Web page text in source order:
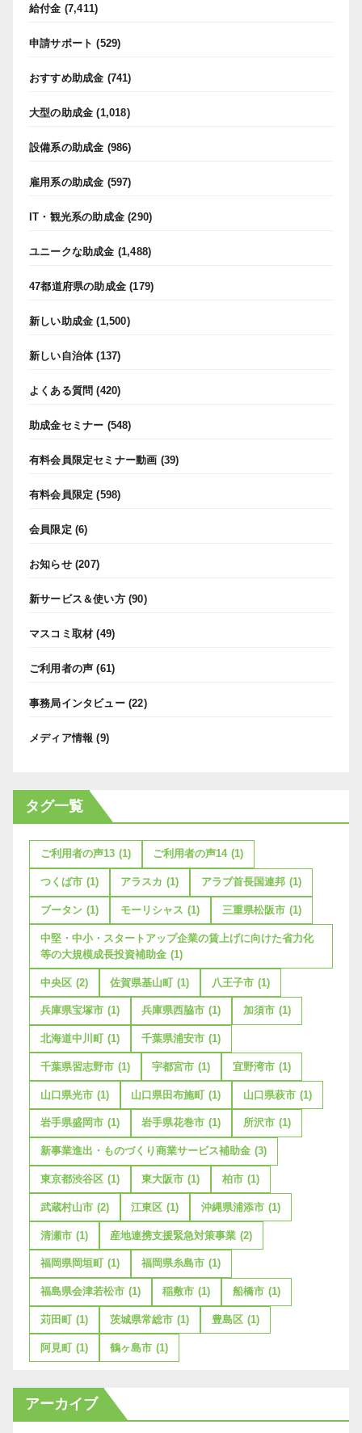
給付金 (7,411)
申請サポート (529)
おすすめ助成金 (741)
大型の助成金 (1,018)
設備系の助成金 (986)
雇用系の助成金 (597)
IT・観光系の助成金 (290)
ユニークな助成金 (1,488)
47都道府県の助成金 (179)
新しい助成金 (1,500)
新しい自治体(137)
よくある質問 (420)
助成金セミナー (548)
有料会員限定セミナー動画 (39)
有料会員限定 (598)
会員限定 (6)
お知らせ(207)
新サービス＆使い方(90)
マスコミ取材 (49)
ご利用者の声 (61)
事務局インタビュー(22)
メディア情報 (9)
タグ一覧
ご利用者の声13 (1) ご利用者の声14 (1)
つくば市 (1) アラスカ (1) アラブ首長国連邦 (1)
ブータン (1) モーリシャス (1) 三重県松阪市 (1)
中堅・中小・スタートアップ企業の賃上げに向けた省力化
等の大規模成長投資補助金 (1)
中央区 (2) 佐賀県基山町 (1) 八王子市 (1)
兵庫県宝塚市 (1) 兵庫県西脇市 (1) 加須市 (1)
北海道中川町 (1) 千葉県浦安市 (1)
千葉県習志野市 (1) 宇都宮市 (1) 宜野湾市 (1)
山口県光市 (1) 山口県田布施町 (1) 山口県萩市 (1)
岩手県盛岡市 (1) 岩手県花巻市 (1) 所沢市 (1)
新事業進出・ものづくり商業サービス補助金 (3)
東京都渋谷区 (1) 東大阪市 (1) 柏市 (1)
武蔵村山市 (2) 江東区 (1) 沖縄県浦添市 (1)
清瀬市 (1) 産地連携支援緊急対策事業 (2)
福岡県岡垣町 (1) 福岡県糸島市 (1)
福島県会津若松市 (1) 稲敷市 (1) 船橋市 (1)
苅田町 (1) 茨城県常総市 (1) 豊島区 (1)
阿見町 (1) 鶴ヶ島市 (1)
アーカイブ